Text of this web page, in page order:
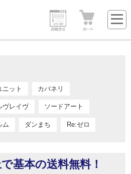
ニット カバネリ
ヴレイヴ ソードアート
ム ダンまち Re:ゼロ
基本の送料無料！